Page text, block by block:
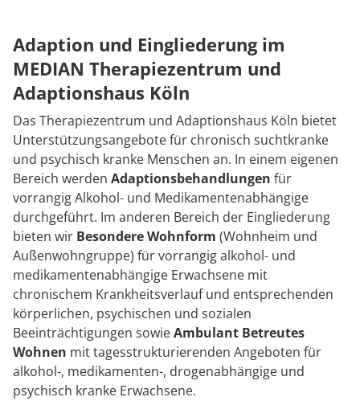
Adaption und Eingliederung im
MEDIAN Therapiezentrum und
Adaptionshaus Köln
Das Therapiezentrum und Adaptionshaus Köln bietet
Unterstützungsangebote für chronisch suchtkranke
und psychisch kranke Menschen an. In einem eigenen
Bereich werden Adaptionsbehandlungen für
vorrangig Alkohol- und Medikamentenabhängige
durchgeführt. Im anderen Bereich der Eingliederung
bieten wir Besondere Wohnform (Wohnheim und
Außenwohngruppe) für vorrangig alkohol- und
medikamentenabhängige Erwachsene mit
chronischem Krankheitsverlauf und entsprechenden
körperlichen, psychischen und sozialen
Beeinträchtigungen sowieAmbulant Betreutes
Wohnen mit tagesstrukturierenden Angeboten für
alkohol-, medikamenten-, drogenabhängige und
psychisch kranke Erwachsene.